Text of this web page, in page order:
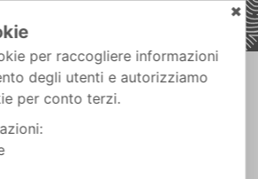
TENNIS
✖
per raccogliere informazioni
degli utenti e autorizziamo
per conto terzi.